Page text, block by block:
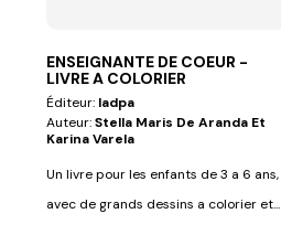
ENSEIGNANTE DE COEUR -
LIVRE A COLORIER
Éditeur: Iadpa
Auteur:Stella Maris De Aranda Et
Karina Varela
Un livre pour les enfants de 3 a 6 ans,
avec de grands dessins a colorier et...